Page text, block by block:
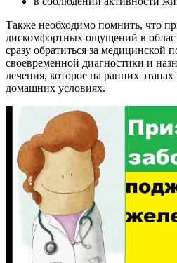
Также необходимо помнить, что
дискомфортных ощущений в
сразу обратиться за медицинской
своевременной диагностики и
лечения, которое на ранних
домашних условиях.